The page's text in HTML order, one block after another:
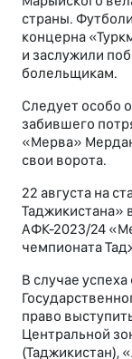
страны.
концерна
и заслужили
болельщикам.
Следует особо
забившего
«Мерва»
свои ворота.
22 августа на
Таджикистана»
АФК-2023/24
чемпионата
В случае
право
Центральной
(Таджикистан),